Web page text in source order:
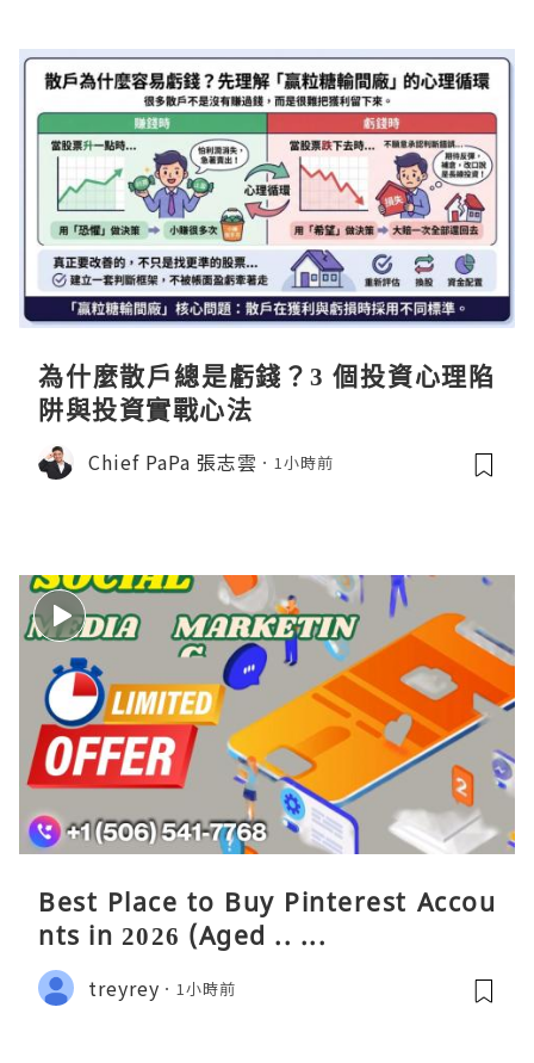
為什麼散戶總是虧錢？3 個投資心理陷
阱與投資實戰心法
Chief PaPa 張志雲 1小時前
Best Place to Buy Pinterest Accou
nts in 2026 (Aged .. ...
treyrey 1小時前